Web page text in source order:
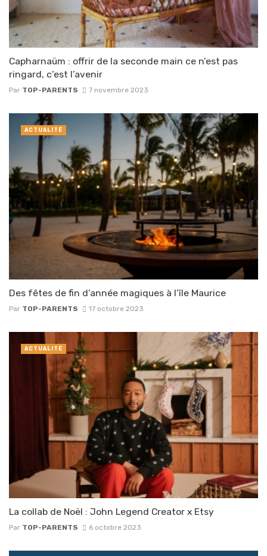
Capharnaüm : offrir de la seconde main ce n’est pas
ringard, c’est l’avenir
Par TOP-PARENTS 7 novembre 2023
Des fêtes de fin d’année magiques à l’île Maurice
Par TOP-PARENTS 17 octobre 2023
ACTUALITÉ
La collab de Noël : John Legend Creator x Etsy
Par TOP-PARENTS 6 octobre 2023
ACTUALITÉ